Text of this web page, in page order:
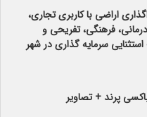
اراضی با کاربری تجاری،
فرهنگی، تفریحی و
سرمایه گذاری در شهر
پرند + تصاویر